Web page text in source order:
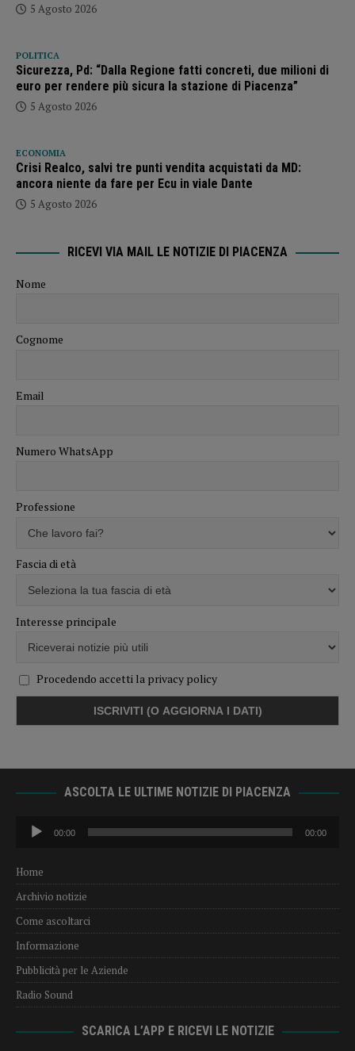
5 Agosto 2026
POLITICA
Sicurezza, Pd: “Dalla Regione fatti concreti, due milioni di
euro per rendere più sicura la stazione di Piacenza”
5 Agosto 2026
ECONOMIA
Crisi Realco, salvi tre punti vendita acquistati da MD:
ancora niente da fare per Ecu in viale Dante
5 Agosto 2026
RICEVI VIA MAIL LE NOTIZIE DI PIACENZA
Nome
Cognome
Email
Numero WhatsApp
Professione
Fascia di età
Interesse principale
Procedendo accetti la privacy policy
ASCOLTA LE ULTIME NOTIZIE DI PIACENZA
Audio
Player
00:00 00:00
Home
Archivio notizie
Come ascoltarci
Informazione
Pubblicità per le Aziende
Radio Sound
SCARICA L’APP E RICEVI LE NOTIZIE